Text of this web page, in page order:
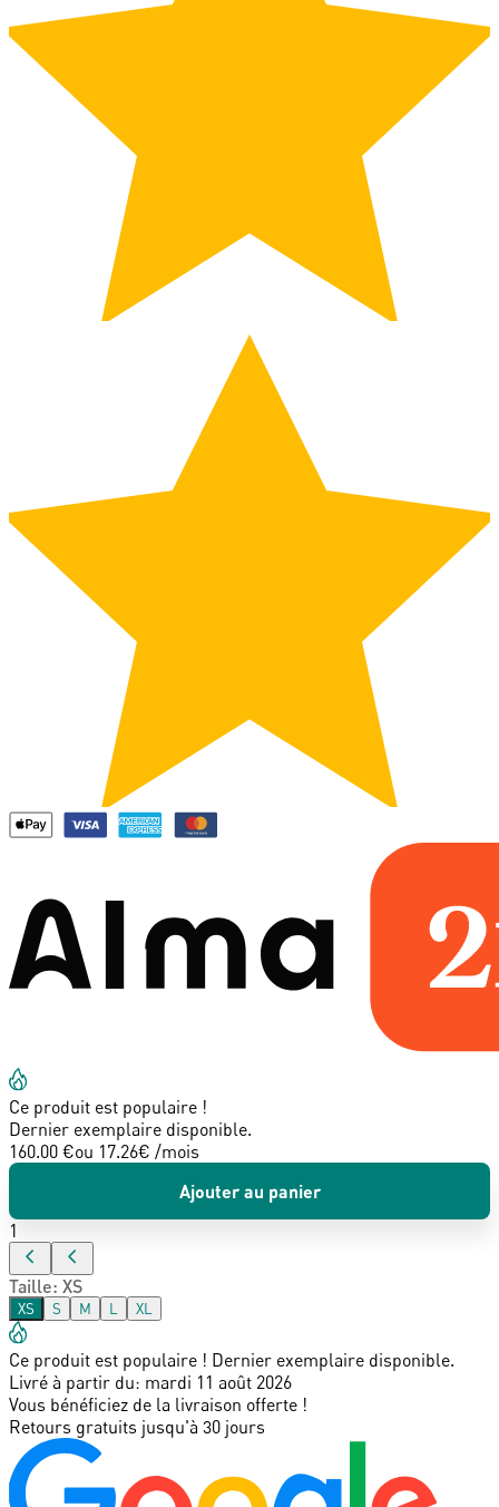
Ce produit est populaire !
Dernier exemplaire disponible.
160.00 €ou 17.26€ /mois
Ajouter au panier
1
Taille: XS
XS S M L XL
Ce produit est populaire ! Dernier exemplaire disponible.
Livré à partir du: mardi 11 août 2026
Vous bénéficiez de la livraison offerte !
Retours gratuits jusqu'à 30 jours